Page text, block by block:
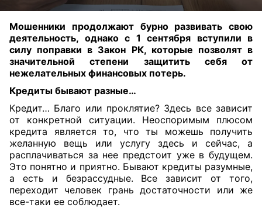
Мошенники продолжают бурно развивать свою
деятельность, однако с 1 сентября вступили в
силу поправки в Закон РК, которые позволят в
значительной степени защитить себя от
нежелательных финансовых потерь.
Кредиты бывают разные…
Кредит… Благо или проклятие? Здесь все зависит
от конкретной ситуации. Неоспоримым плюсом
кредита является то, что ты можешь получить
желанную вещь или услугу здесь и сейчас, а
расплачиваться за нее предстоит уже в будущем.
Это понятно и приятно. Бывают кредиты разумные,
а есть и безрассудные. Все зависит от того,
переходит человек грань достаточности или же
все-таки ее соблюдает.